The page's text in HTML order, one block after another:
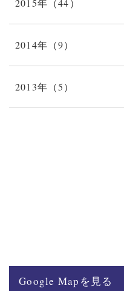
2014年（9）
2013年（5）
Google Mapを見る